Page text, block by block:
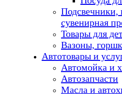
сувенирная
Товары для
Вазоны,
Автотовары и
Автомойка и
Автозапчасти
Масла и